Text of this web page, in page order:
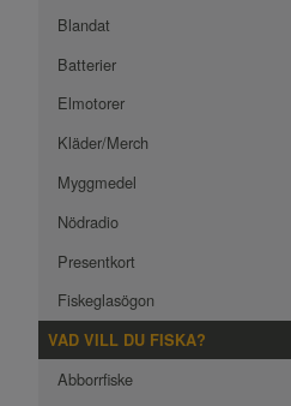
Blandat
Batterier
Elmotorer
Kläder/Merch
Myggmedel
Nödradio
Presentkort
Fiskeglasögon
VAD VILL DU FISKA?
Abborrfiske